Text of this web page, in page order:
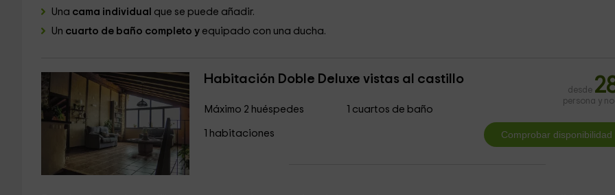
Una cama individual que se puede añadir.
Un cuarto de baño completo y equipado con una ducha.
Habitación Doble Deluxe vistas al castillo
Máximo 2 huéspedes
1 habitaciones
1 cuartos de baño
desde
persona y